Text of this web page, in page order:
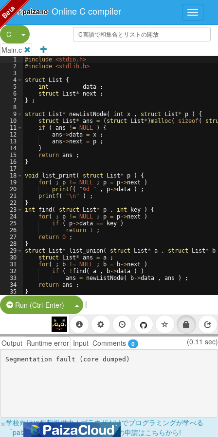
Online C compiler
C
Split Button!
Main.c
1
2
3
4
5
6
7
8
9
10
11
12
13
14
15
16
17
18
19
20
21
22
23
24
25
26
27
28
29
30
31
32
33
34
35
#include <stdio.h>
#include <stdlib.h>
struct
List
{
int
data
;
struct
List* next
;
}
;
struct
List* newListNode( int x , struct List* p )
{
struct
List* ans = ( struct List* )malloc( sizeof(
if
( ans != NULL )
{
ans ->data = x
;
ans ->next = p
;
}
return ans
;
}
void
list_print ( struct List* p )
{
for( ; p != NULL ; p = p->next
)
printf( "%d " , p->data )
;
printf( "\n" )
;
}
int
find ( struct List* p , int key )
{
for( ; p != NULL ; p = p->next
)
if
( p->data == key
)
return 1
;
return 0
;
}
struct
List* list_union( struct List* a , struct List*
b
struct
List* ans = a
;
for( ; b != NULL ; b = b->next
)
if
( ! find ( a , b->data )
)
ans = newListNode( b->data , ans )
;
return ans
;
}
struct
Run (Ctrl-Enter) Split Button!
|
Output Runtime error Input Comments 0 (0.11 sec)
×学校向けに無料提供中！ブラウザだけでプログラミングが学べる
「paizaラーニング学校フリーパス」の申請はこちらから!